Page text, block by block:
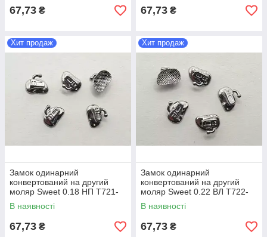
67,73 ₴ 67,73 ₴
Хит продаж
Замок одинарний
конвертований на другий
моляр Sweet 0.18 НП T721-
5145S 1 шт
В наявності
67,73 ₴
Хит продаж
Замок одинарний
конвертований на другий
моляр Sweet 0.22 ВЛ T722-
5125S 1 шт
В наявності
67,73 ₴